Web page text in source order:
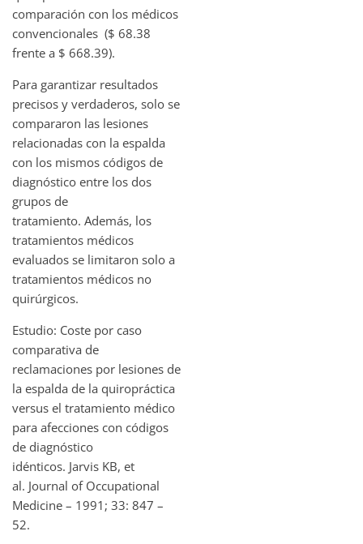
comparación con los médicos
convencionales ($ 68.38
frente a $ 668.39).
Para garantizar resultados
precisos y verdaderos, solo se
compararon las lesiones
relacionadas con la espalda
con los mismos códigos de
diagnóstico entre los dos
grupos de
tratamiento. Además, los
tratamientos médicos
evaluados se limitaron solo a
tratamientos médicos no
quirúrgicos.
Estudio: Coste por caso
comparativa de
reclamaciones por lesiones de
la espalda de la quiropráctica
versus el tratamiento médico
para afecciones con códigos
de diagnóstico
idénticos. Jarvis KB, et
al. Journal of Occupational
Medicine – 1991; 33: 847 –
52.